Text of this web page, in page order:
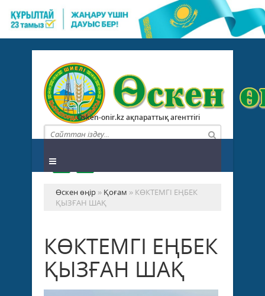
Osken-onir.kz ақпараттық агенттігі
Өскен өңір » Қоғам » КӨКТЕМГІ ЕҢБЕК
ҚЫЗҒАН ШАҚ
КӨКТЕМГІ ЕҢБЕК
ҚЫЗҒАН ШАҚ